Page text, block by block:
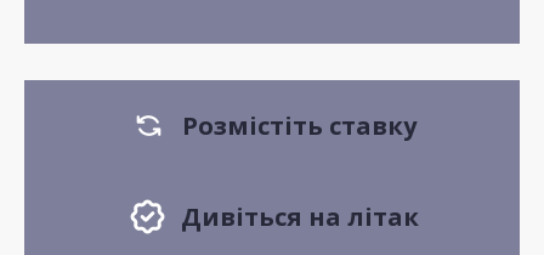
Розмістіть ставку
Дивіться на літак